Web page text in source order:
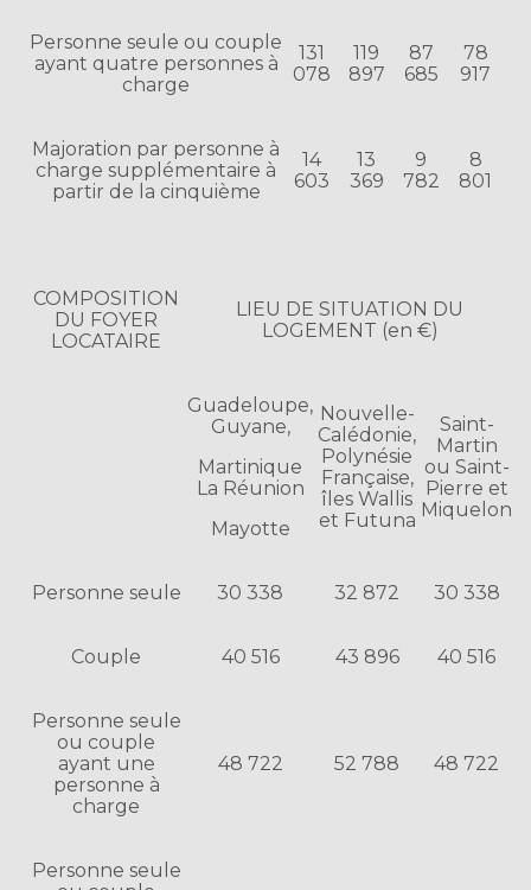
Personne seule ou couple
ayant quatre personnes à
charge
131
078
119
897
87
685
78
917
Majoration par personne à
charge supplémentaire à
partir de la cinquième
14
603
13
369
9
782
8
801
COMPOSITION
DU FOYER
LOCATAIRE
LIEU DE SITUATION DU
LOGEMENT (en €)
Guadeloupe,
Guyane,
Martinique
La Réunion
Mayotte
Nouvelle-
Calédonie,
Polynésie
Française,
îles Wallis
et Futuna
Saint-
Martin
ou Saint-
Pierre et
Miquelon
Personne seule 30 338 32 872 30 338
Couple 40 516 43 896 40 516
Personne seule
ou couple
ayant une
personne à
charge
48 722 52 788 48 722
Personne seule